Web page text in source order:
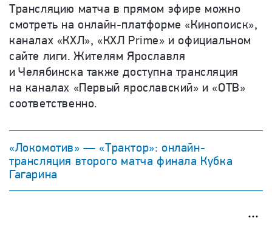
Трансляцию матча в прямом эфире можно
смотреть на онлайн-платформе «Кинопоиск»,
каналах «КХЛ», «КХЛ Prime» и официальном
сайте лиги. Жителям Ярославля
и Челябинска также доступна трансляция
на каналах «Первый ярославский» и «ОТВ»
соответственно.
«Локомотив» — «Трактор»: онлайн-
трансляция второго матча финала Кубка
Гагарина